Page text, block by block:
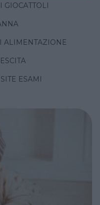
GIOCATTOLI
ALIMENTAZIONE
ESAMI